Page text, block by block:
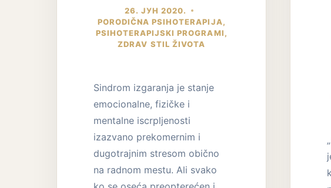
26. ЈУН 2020.
PORODIČNA PSIHOTERAPIJA,
PSIHOTERAPIJSKI PROGRAMI,
ZDRAV STIL ŽIVOTA
Sindrom izgaranja je stanje
emocionalne, fizičke i
mentalne iscrpljenosti
izazvano prekomernim i
dugotrajnim stresom obično
na radnom mestu. Ali svako